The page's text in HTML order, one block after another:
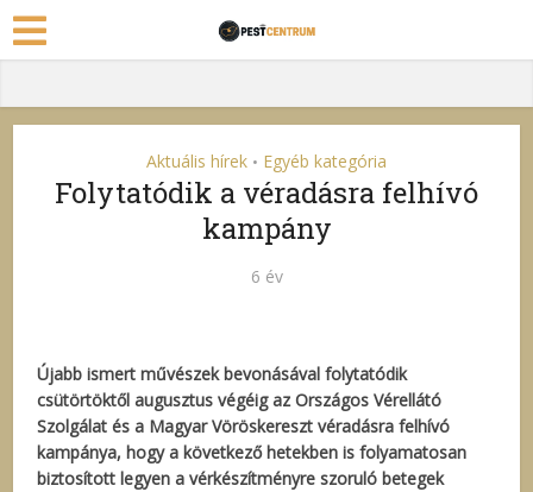
Aktuális hírek • Egyéb kategória
Folytatódik a véradásra felhívó
kampány
6 év
Újabb ismert művészek bevonásával folytatódik
csütörtöktől augusztus végéig az Országos Vérellátó
Szolgálat és a Magyar Vöröskereszt véradásra felhívó
kampánya, hogy a következő hetekben is folyamatosan
biztosított legyen a vérkészítményre szoruló betegek